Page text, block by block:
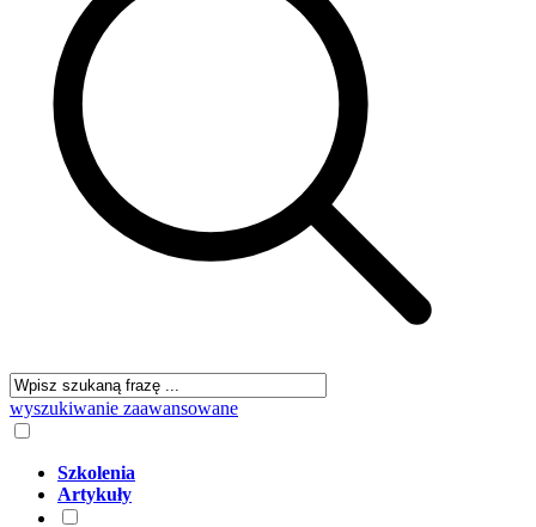
wyszukiwanie zaawansowane
Szkolenia
Artykuły